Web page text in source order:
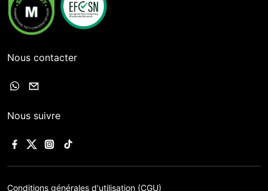
Nous contacter
Nous suivre
Conditions générales d'utilisation (CGU)